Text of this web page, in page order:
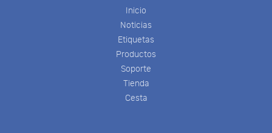
Inicio
Noticias
Etiquetas
Productos
Soporte
Tienda
Cesta